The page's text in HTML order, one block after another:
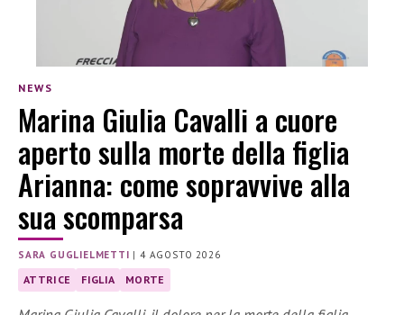
NEWS
Marina Giulia Cavalli a cuore
aperto sulla morte della figlia
Arianna: come sopravvive alla
sua scomparsa
SARA GUGLIELMETTI |4 AGOSTO 2026
ATTRICE FIGLIA MORTE